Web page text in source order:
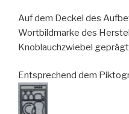
Auf dem Deckel des
Wortbildmarke des
Knoblauchzwiebel
Entsprechend dem